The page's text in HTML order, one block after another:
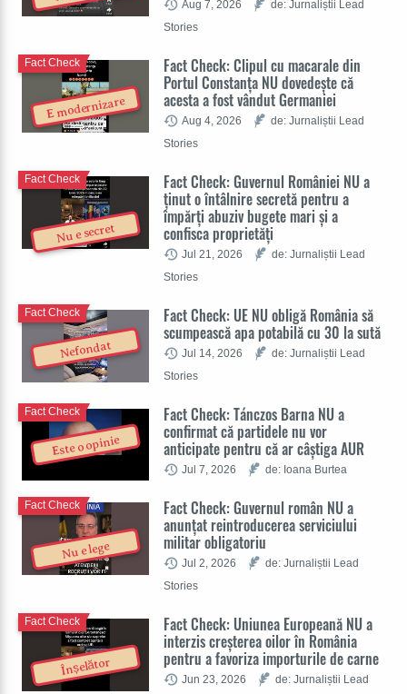
Aug 7, 2026
de: Jurnaliștii Lead
Stories
E modernizare
Fact Check: Clipul cu macarale din
Portul Constanța NU dovedește că
acesta a fost vândut Germaniei
Fact Check
Aug 4, 2026
de: Jurnaliștii Lead
Stories
Nu e secret
Fact Check: Guvernul României NU a
ținut o întâlnire secretă pentru a
împărți abuziv bugete mari și a
confisca proprietăți
Fact Check
Jul 21, 2026
de: Jurnaliștii Lead
Stories
Nefondat
Fact Check: UE NU obligă România să
scumpească apa potabilă cu 30 la sută
Fact Check
Jul 14, 2026
de: Jurnaliștii Lead
Stories
Este o opinie
Fact Check: Tánczos Barna NU a
confirmat că partidele nu vor
anticipate pentru că ar câștiga AUR
Fact Check
Jul 7, 2026 de: Ioana Burtea
Nu e lege
Fact Check: Guvernul român NU a
anunțat reintroducerea serviciului
militar obligatoriu
Fact Check
Jul 2, 2026
de: Jurnaliștii Lead
Stories
Înșelător
Fact Check: Uniunea Europeană NU a
interzis creșterea oilor în România
pentru a favoriza importurile de carne
Fact Check
Jun 23, 2026
de: Jurnaliștii Lead